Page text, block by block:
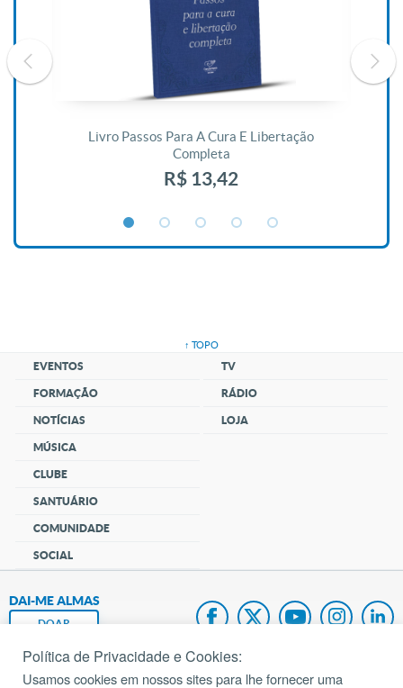
Livro Passos Para A Cura E Libertação
Completa
R$ 13,42
↑ TOPO
EVENTOS
FORMAÇÃO
NOTÍCIAS
MÚSICA
CLUBE
SANTUÁRIO
COMUNIDADE
SOCIAL
TV
RÁDIO
LOJA
DAI-ME ALMAS
DOAR
Fundação João Paulo II
Política de Privacidade e Cookies:
Usamos cookies em nossos sites para lhe fornecer uma